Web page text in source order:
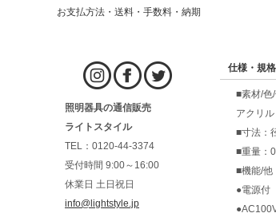
お支払方法・送料・手数料・納期
照明器具の通信販売
ライトスタイル
TEL：0120-44-3374
受付時間 9:00～16:00
休業日 土日祝日
info@lightstyle.jp
仕様・規格
■素材/色
アクリル
■寸法：
■重量：
■機能/他
●電源付